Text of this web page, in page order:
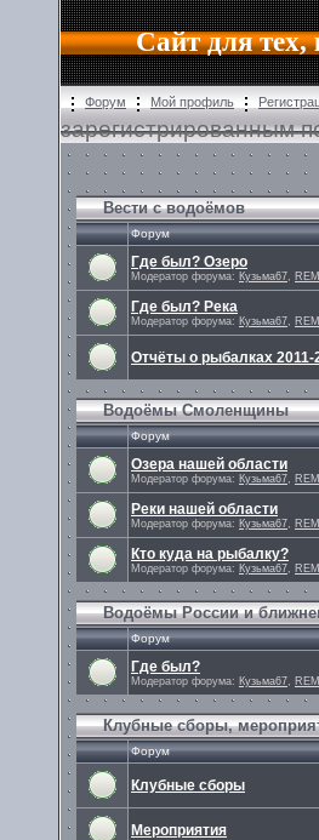
Сайт для
Форум Мой профиль
зарегистрированным
Вести с водоёмов
Форум
Где был? Озеро
Модератор форума: Кузьма67,
Где был? Река
Модератор форума: Кузьма67,
Отчёты о рыбалках 2011-
Водоёмы Смоленщины
Форум
Озера нашей области
Модератор форума: Кузьма67,
Реки нашей области
Модератор форума: Кузьма67,
Кто куда на рыбалку?
Модератор форума: Кузьма67,
Водоёмы России и
Форум
Где был?
Модератор форума: Кузьма67,
Клубные сборы,
Форум
Клубные сборы
Мероприятия